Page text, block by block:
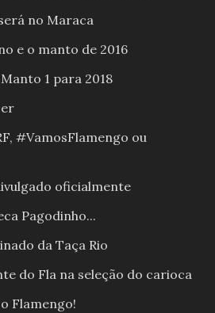
no Maraca
e o manto de 2016
1 para 2018
#VamosFlamengo ou
oficialmente
Pagodinho...
da Taça Rio
do Fla na seleção do carioca
Flamengo!